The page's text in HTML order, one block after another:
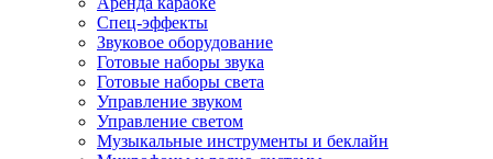
Спец-эффекты
Звуковое оборудование
Готовые наборы звука
Готовые наборы света
Управление звуком
Управление светом
Музыкальные инструменты и беклайн